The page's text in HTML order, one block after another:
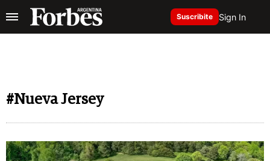
Suscribite Sign In
#Nueva Jersey